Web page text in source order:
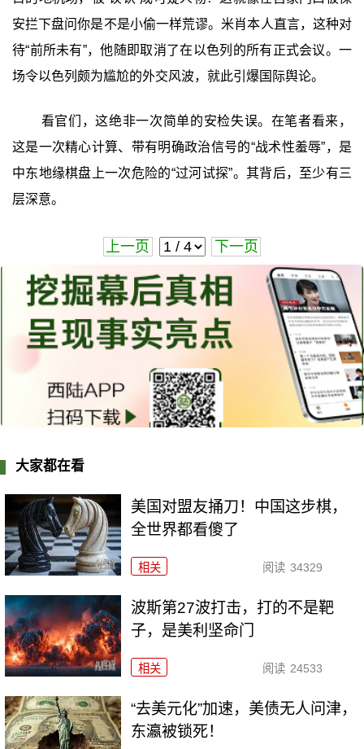
安拦下盘问你是不是小偷一样荒谬。米肖本人直言，这种对
待“前所未有”，他随即取消了在以色列的所有正式会议。一
场令以色列颇为尴尬的外交风波，就此引爆国际舆论。
看官们，这绝非一次简单的安检失误。在笔者看来，
这是一次精心计算、带有明确政治信号的“战术性羞辱”，是
中东地缘棋盘上一次危险的“过河试探”。其背后，至少有三
层深意。
上一页 下一页
大家都在看
美国对盟友捅刀！中国这步棋，
全世界都看傻了
相关 阅读 34329
波斯第27波打击，打的不是靶
子，是美利坚命门
相关 阅读 24533
“去美元化”加速，美债无人问津，
东瀛被锁死！